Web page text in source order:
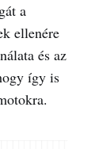
a
ellenére
és az
így is